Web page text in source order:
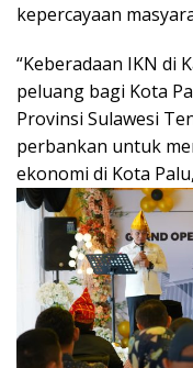
kepercayaan
“Keberadaan IKN di
peluang bagi Kota
Provinsi Sulawesi
perbankan untuk
ekonomi di Kota